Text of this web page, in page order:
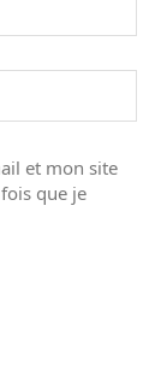
et mon site
que je